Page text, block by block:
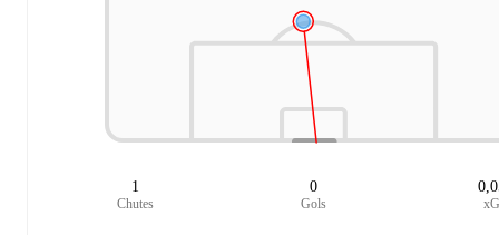
1
Chutes
0
Gols